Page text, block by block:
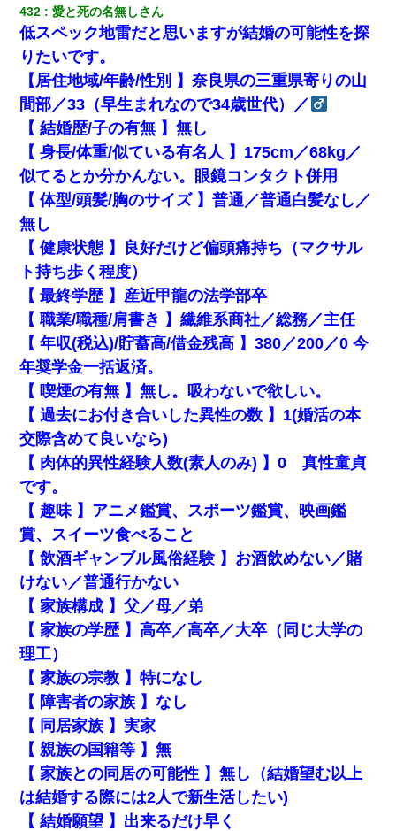
432 愛と死の名無しさん
低スペック地雷だと思いますが結婚の可能性を探
りたいです。
【居住地域/年齢/性別 】奈良県の三重県寄りの山
間部／33（早生まれなので34歳世代）／
【 結婚歴/子の有無 】無し
【 身長/体重/似ている有名人 】175cm／68kg／
似てるとか分かんない。眼鏡コンタクト併用
【 体型/頭髪/胸のサイズ 】普通／普通白髪なし／
無し
【 健康状態 】良好だけど偏頭痛持ち（マクサル
ト持ち歩く程度）
【 最終学歴 】産近甲龍の法学部卒
【 職業/職種/肩書き 】繊維系商社／総務／主任
【 年収(税込)/貯蓄高/借金残高 】380／200／0 今
年奨学金一括返済。
【 喫煙の有無 】無し。吸わないで欲しい。
【 過去にお付き合いした異性の数 】1(婚活の本
交際含めて良いなら)
【 肉体的異性経験人数(素人のみ) 】0 真性童貞
です。
【 趣味 】アニメ鑑賞、スポーツ鑑賞、映画鑑
賞、スイーツ食べること
【 飲酒ギャンブル風俗経験 】お酒飲めない／賭
けない／普通行かない
【 家族構成 】父／母／弟
【 家族の学歴 】高卒／高卒／大卒（同じ大学の
理工）
【 家族の宗教 】特になし
【 障害者の家族 】なし
【 同居家族 】実家
【 親族の国籍等 】無
【 家族との同居の可能性 】無し（結婚望む以上
は結婚する際には2人で新生活したい)
【 結婚願望 】出来るだけ早く